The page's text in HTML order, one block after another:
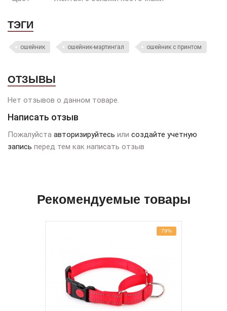
ТЭГИ
ошейник ошейник-мартингал ошейник с принтом
ОТЗЫВЫ
Нет отзывов о данном товаре.
Написать отзыв
Пожалуйста авторизируйтесь или создайте учетную
запись перед тем как написать отзыв
Рекомендуемые товары
79%